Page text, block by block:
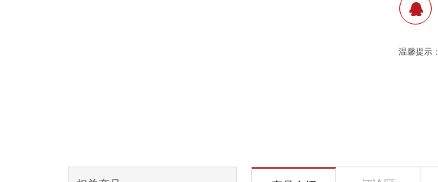
温馨提示：